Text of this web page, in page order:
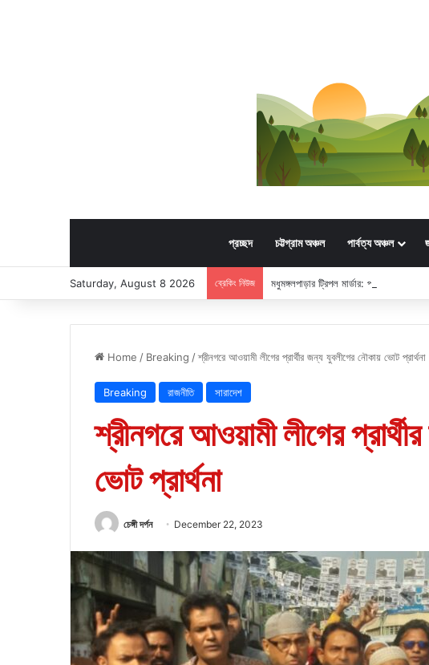
প্রচ্ছদ চট্টগ্রাম অঞ্চল পার্বত্য অঞ্চল
Saturday, August 8 2026 ব্রেকিং নিউজ মধুমঙ্গলপাড়ার ট্রিপল মার্ডার: পরিচয়হীন দুই
Home / Breaking /শ্রীনগরে আওয়ামী লীগের প্রার্থীর জন্য যুবলীগের নৌকায় ভোট প্রার্থনা
Breaking রাজনীতি সারাদেশ
শ্রীনগরে আওয়ামী লীগের
ভোট প্রার্থনা
চেঙ্গী দর্পন December 22, 2023